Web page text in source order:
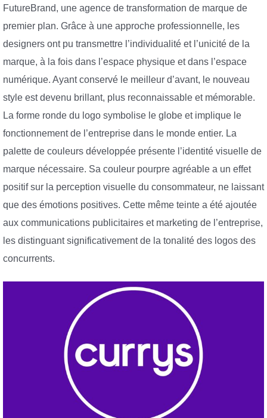
FutureBrand, une agence de transformation de marque de
premier plan. Grâce à une approche professionnelle, les
designers ont pu transmettre l’individualité et l’unicité de la
marque, à la fois dans l’espace physique et dans l’espace
numérique. Ayant conservé le meilleur d’avant, le nouveau
style est devenu brillant, plus reconnaissable et mémorable.
La forme ronde du logo symbolise le globe et implique le
fonctionnement de l’entreprise dans le monde entier. La
palette de couleurs développée présente l’identité visuelle de
marque nécessaire. Sa couleur pourpre agréable a un effet
positif sur la perception visuelle du consommateur, ne laissant
que des émotions positives. Cette même teinte a été ajoutée
aux communications publicitaires et marketing de l’entreprise,
les distinguant significativement de la tonalité des logos des
concurrents.